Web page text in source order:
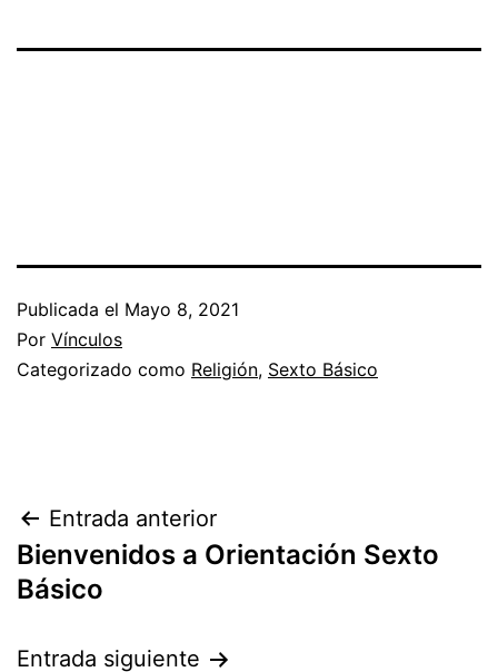
Publicada el Mayo 8, 2021
Por Vínculos
Categorizado como Religión, Sexto Básico
Navegación
de
Entrada anterior
Bienvenidos a Orientación Sexto
Básico
Entrada siguiente